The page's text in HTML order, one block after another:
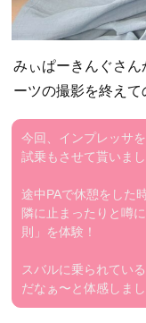
みぃぱーきんぐさ
ーツの撮影を終えて
今回、インプレッサ
試乗もさせて貰いまし
途中PAで休憩をした
隣に止まったりと噂
則」を体験！
スバルに乗られてい
だなぁ〜と体感しま